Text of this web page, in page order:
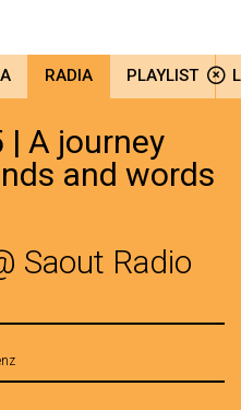
RADIA PLAYLIST
| A journey
and words
Saout Radio